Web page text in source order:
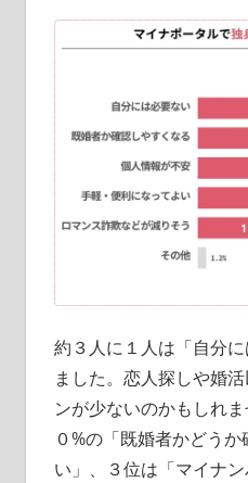
約３人に１人は「自分
ました。恋人探しや婚
ンが少ないのかもしれ
０%の「既婚者かどう
い」、３位は「マイナ